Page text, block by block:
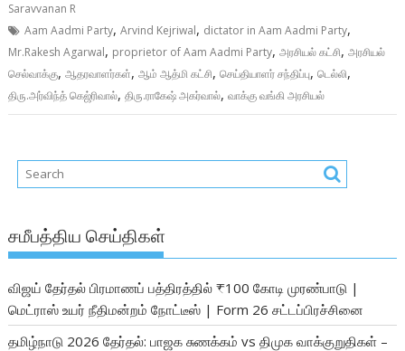
Saravvanan R
Aam Aadmi Party,Arvind Kejriwal, dictator in Aam Aadmi Party,
Mr.Rakesh Agarwal, proprietor of Aam Aadmi Party,அரசியல் கட்சி,அரசியல்
செல்வாக்கு,ஆதரவாளர்கள்,ஆம் ஆத்மி கட்சி,செய்தியாளர் சந்திப்பு,டெல்லி,
திரு.அர்விந்த் கெஜ்ரிவால்,திரு.ராகேஷ் அகர்வால்,வாக்கு வங்கி அரசியல்
சமீபத்திய செய்திகள்
விஜய் தேர்தல் பிரமாணப் பத்திரத்தில் ₹100 கோடி முரண்பாடு |
மெட்ராஸ் உயர் நீதிமன்றம் நோட்டீஸ் | Form 26 சட்டப்பிரச்சினை
தமிழ்நாடு 2026 தேர்தல்: பாஜக சுணக்கம் vs திமுக வாக்குறுதிகள் –